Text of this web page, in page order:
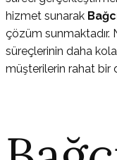
hizmet sunarak
çözüm sunmaktadır.
süreçlerinin daha
müşterilerin rahat bir